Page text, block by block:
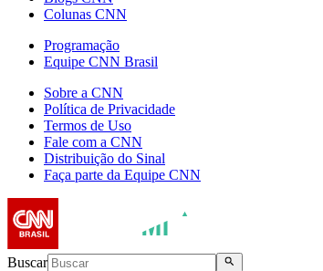
Colunas CNN
Programação
Equipe CNN Brasil
Sobre a CNN
Política de Privacidade
Termos de Uso
Fale com a CNN
Distribuição do Sinal
Faça parte da Equipe CNN
Buscar